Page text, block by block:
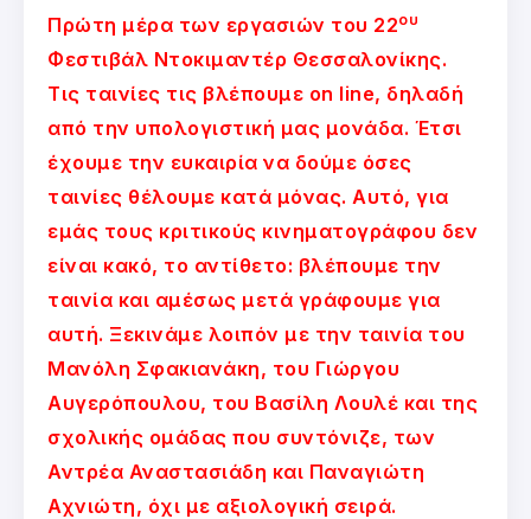
Πρώτη μέρα των εργασιών του 22ου
Φεστιβάλ Ντοκιμαντέρ Θεσσαλονίκης.
Τις ταινίες τις βλέπουμε on line, δηλαδή
από την υπολογιστική μας μονάδα. Έτσι
έχουμε την ευκαιρία να δούμε όσες
ταινίες θέλουμε κατά μόνας. Αυτό, για
εμάς τους κριτικούς κινηματογράφου δεν
είναι κακό, το αντίθετο: βλέπουμε την
ταινία και αμέσως μετά γράφουμε για
αυτή. Ξεκινάμε λοιπόν με την ταινία του
Μανόλη Σφακιανάκη, του Γιώργου
Αυγερόπουλου, του Βασίλη Λουλέ και της
σχολικής ομάδας που συντόνιζε, των
Αντρέα Αναστασιάδη και Παναγιώτη
Αχνιώτη, όχι με αξιολογική σειρά.